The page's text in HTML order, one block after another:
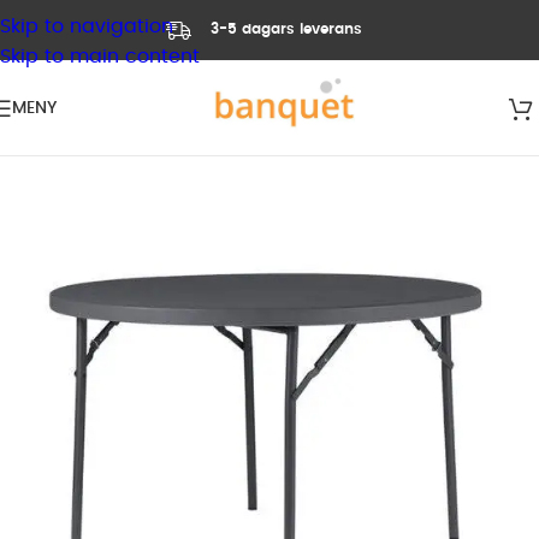
Skip to navigation
Skip to main content
3-5 dagars leverans
MENY